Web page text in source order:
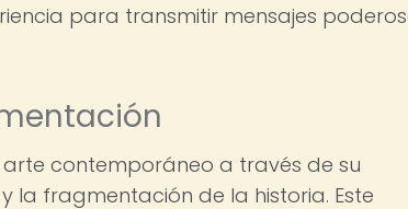
para transmitir mensajes
contemporáneo a través de su
la fragmentación de la historia. Este